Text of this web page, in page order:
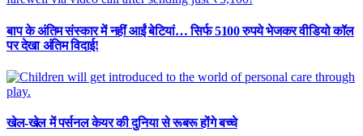
बाप के अंतिम संस्कार में नहीं आईं बेटियां… सिर्फ 5100 रुपये भेजकर वीडियो कॉल
पर देखा अंतिम विदाई!
खेल-खेल में पर्सनल केयर की दुनिया से रूबरू होंगे बच्चे